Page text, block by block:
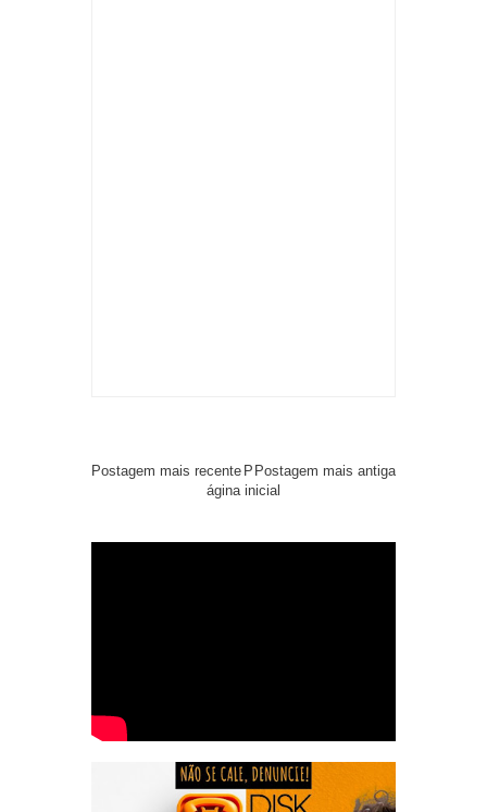
Postagem mais recente Postagem mais antiga
P
ágina inicial